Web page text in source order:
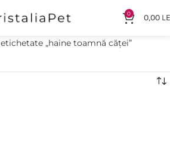
0 0,00
„haine toamnă căței”